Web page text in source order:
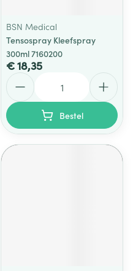
BSN Medical
Tensospray Kleefspray
300ml 7160200
€ 18,35
Bestel